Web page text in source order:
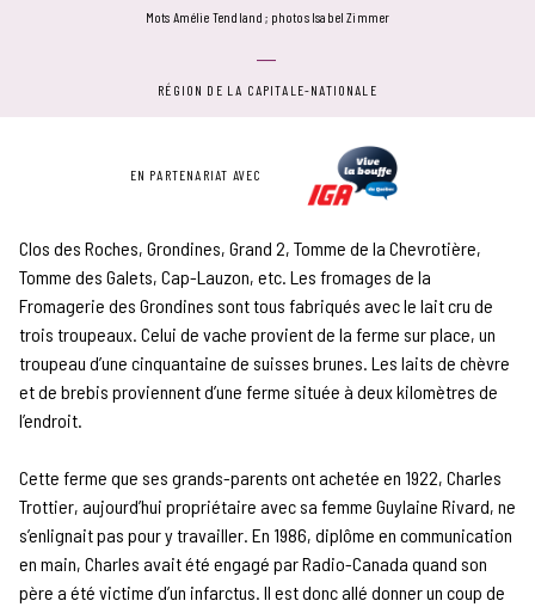
mots Amélie Tendland photos Isabel Zimmer
RÉGION DE LA CAPITALE-NATIONALE
EN PARTENARIAT AVEC
Clos des Roches, Grondines, Grand 2, Tomme de la Chevrotière,
Tomme des Galets, Cap-Lauzon, etc. Les fromages de la
Fromagerie des Grondines sont tous fabriqués avec le lait cru de
trois troupeaux. Celui de vache provient de la ferme sur place, un
troupeau d’une cinquantaine de suisses brunes. Les laits de chèvre
et de brebis proviennent d’une ferme située à deux kilomètres de
l’endroit.
Cette ferme que ses grands-parents ont achetée en 1922, Charles
Trottier, aujourd’hui propriétaire avec sa femme Guylaine Rivard, ne
s’enlignait pas pour y travailler. En 1986, diplôme en communication
en main, Charles avait été engagé par Radio-Canada quand son
père a été victime d’un infarctus. Il est donc allé donner un coup de